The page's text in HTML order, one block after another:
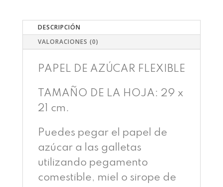
DESCRIPCIÓN
VALORACIONES (0)
PAPEL DE AZÚCAR FLEXIBLE
TAMAÑO DE LA HOJA: 29 x
21 cm.
Puedes pegar el papel de
azúcar a las galletas
utilizando pegamento
comestible, miel o sirope de